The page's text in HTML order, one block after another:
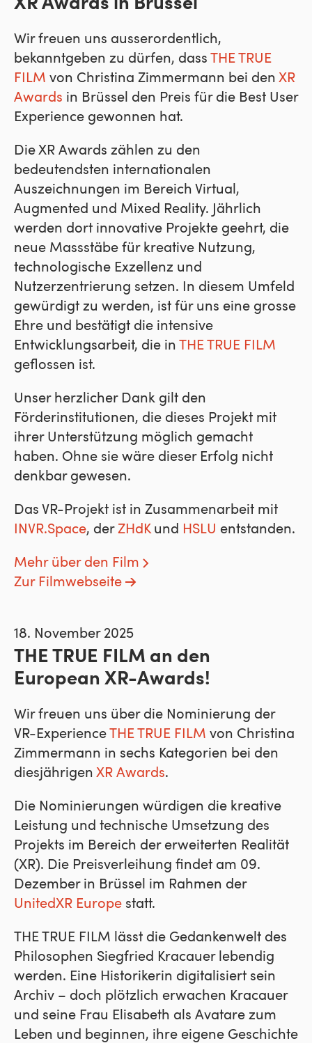
XR Awards in Brüssel
Wir freuen uns ausserordentlich,
bekanntgeben zu dürfen, dass THE TRUE
FILM von Christina Zimmermann bei den XR
Awards in Brüssel den Preis für die Best User
Experience gewonnen hat.
Die XR Awards zählen zu den
bedeutendsten internationalen
Auszeichnungen im Bereich Virtual,
Augmented und Mixed Reality. Jährlich
werden dort innovative Projekte geehrt, die
neue Massstäbe für kreative Nutzung,
technologische Exzellenz und
Nutzerzentrierung setzen. In diesem Umfeld
gewürdigt zu werden, ist für uns eine grosse
Ehre und bestätigt die intensive
Entwicklungsarbeit, die in THE TRUE FILM
geflossen ist.
Unser herzlicher Dank gilt den
Förderinstitutionen, die dieses Projekt mit
ihrer Unterstützung möglich gemacht
haben. Ohne sie wäre dieser Erfolg nicht
denkbar gewesen.
Das VR-Projekt ist in Zusammenarbeit mit
INVR.Space, der ZHdKund HSLU entstanden.
Mehr über den Film
Zur Filmwebseite
18. November 2025
THE TRUE FILM an den
European XR-Awards!
Wir freuen uns über die Nominierung der
VR-Experience THE TRUE FILM von Christina
Zimmermann in sechs Kategorien bei den
diesjährigen XR Awards.
Die Nominierungen würdigen die kreative
Leistung und technische Umsetzung des
Projekts im Bereich der erweiterten Realität
(XR). Die Preisverleihung findet am 09.
Dezember in Brüssel im Rahmen der
UnitedXR Europe statt.
THE TRUE FILM lässt die Gedankenwelt des
Philosophen Siegfried Kracauer lebendig
werden. Eine Historikerin digitalisiert sein
Archiv – doch plötzlich erwachen Kracauer
und seine Frau Elisabeth als Avatare zum
Leben und beginnen, ihre eigene Geschichte